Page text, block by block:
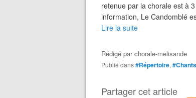
retenue par la chorale est à
information, Le Candomblé
Lire la suite
Rédigé parchorale-melisande
Publié dans#Répertoire,
Partager cet article